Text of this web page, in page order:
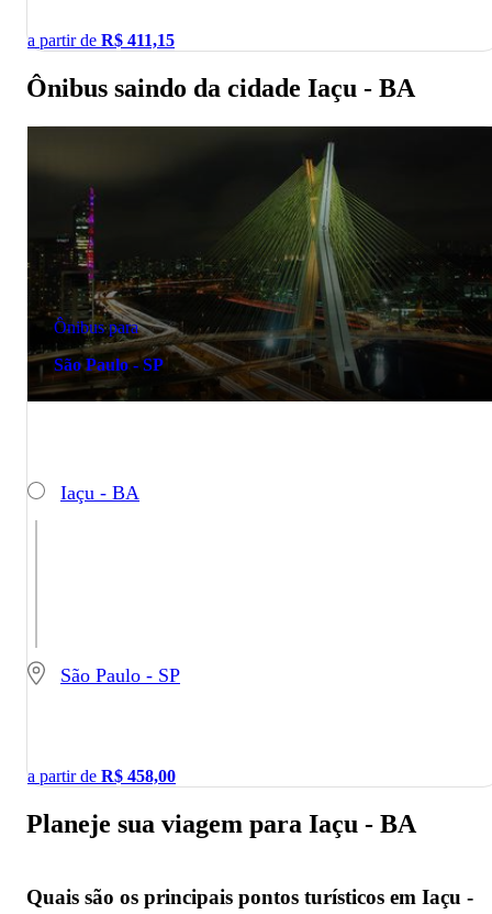
a partir de R$ 411,15
Ônibus saindo da cidade Iaçu - BA
Ônibus para
São Paulo - SP
Iaçu - BA
São Paulo - SP
a partir de R$ 458,00
Planeje sua viagem para Iaçu - BA
Quais são os principais pontos turísticos em Iaçu -